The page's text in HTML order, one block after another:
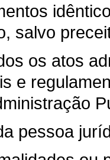
salvo
os atos
e
pessoa